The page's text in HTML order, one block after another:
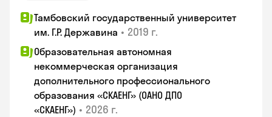
Тамбовский государственный университет
им. Г.Р. Державина • 2019 г.
Образовательная автономная
некоммерческая организация
дополнительного профессионального
образования «СКАЕНГ» (ОАНО ДПО
«СКАЕНГ») • 2026 г.